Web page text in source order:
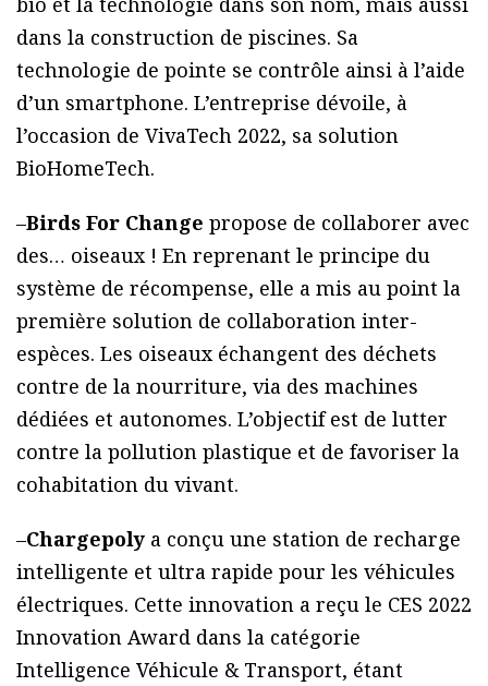
dans la construction de piscines. Sa
technologie de pointe se contrôle ainsi à l’aide
d’un smartphone. L’entreprise dévoile, à
l’occasion de VivaTech 2022, sa solution
BioHomeTech.
–Birds For Change propose de collaborer avec
des… oiseaux ! En reprenant le principe du
système de récompense, elle a mis au point la
première solution de collaboration inter-
espèces. Les oiseaux échangent des déchets
contre de la nourriture, via des machines
dédiées et autonomes. L’objectif est de lutter
contre la pollution plastique et de favoriser la
cohabitation du vivant.
–Chargepoly a conçu une station de recharge
intelligente et ultra rapide pour les véhicules
électriques. Cette innovation a reçu le CES 2022
Innovation Award dans la catégorie
Intelligence Véhicule & Transport, étant